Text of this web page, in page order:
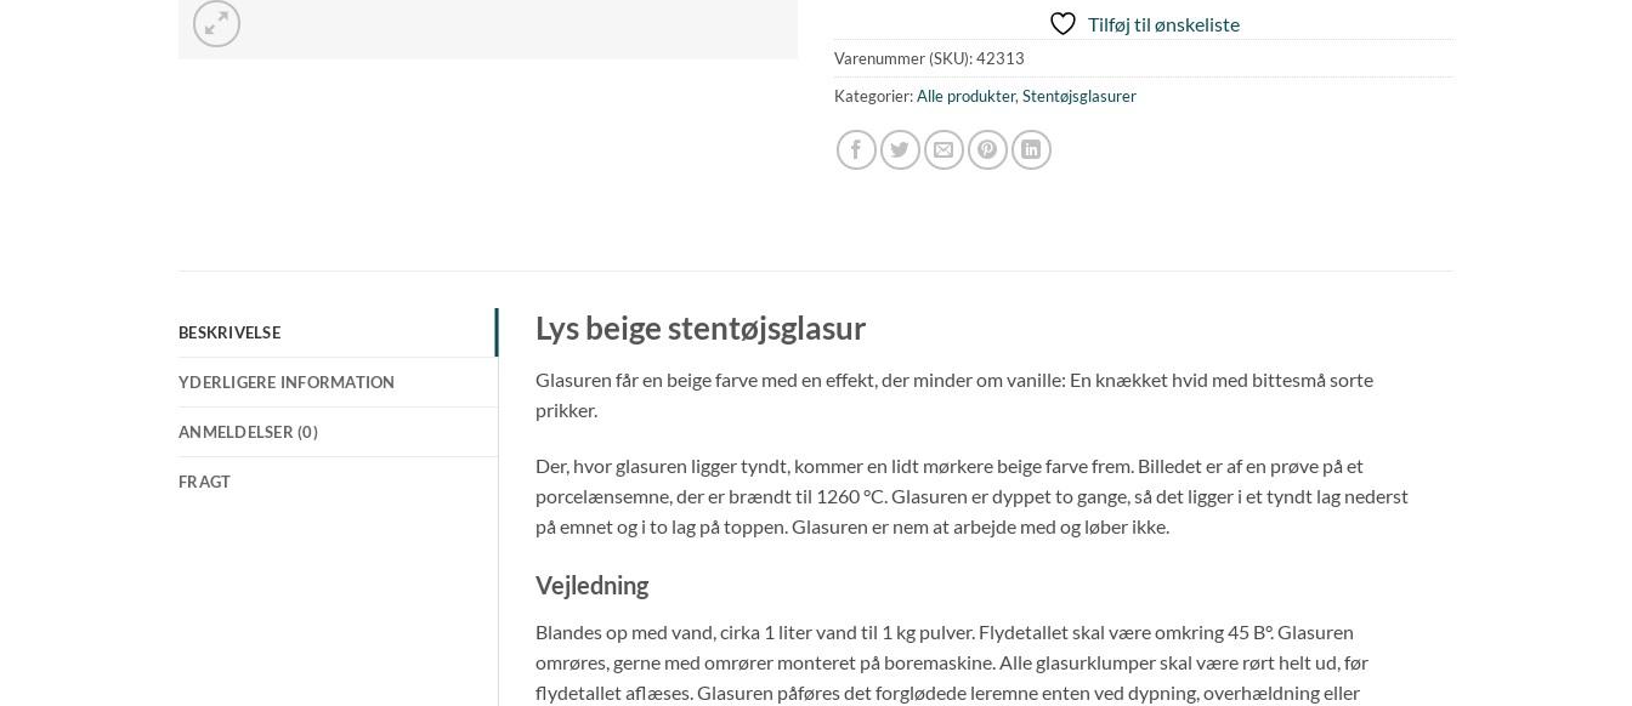
Tilføj til ønskeliste
Varenummer (SKU):42313
Kategorier:Alle produkter, Stentøjsglasurer
BESKRIVELSE
YDERLIGERE INFORMATION
ANMELDELSER (0)
FRAGT
Lys beige stentøjsglasur
Glasuren får en beige farve med en effekt, der minder om vanille: En knækket hvid med bittesmå sorte
prikker.
Der, hvor glasuren ligger tyndt, kommer en lidt mørkere beige farve frem. Billedet er af en prøve på et
porcelænsemne, der er brændt til 1260 °C. Glasuren er dyppet to gange, så det ligger i et tyndt lag nederst
på emnet og i to lag på toppen. Glasuren er nem at arbejde med og løber ikke.
Vejledning
Blandes op med vand, cirka 1 liter vand til 1 kg pulver. Flydetallet skal være omkring 45 B°. Glasuren
omrøres, gerne med omrører monteret på boremaskine. Alle glasurklumper skal være rørt helt ud, før
flydetallet aflæses. Glasuren påføres det forglødede leremne enten ved dypning, overhældning eller